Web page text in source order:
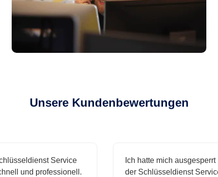
Unsere Kundenbewertungen
Service
und professionell.
Ich hatte mich ausgesperrt und
der Schlüsseldienst Service